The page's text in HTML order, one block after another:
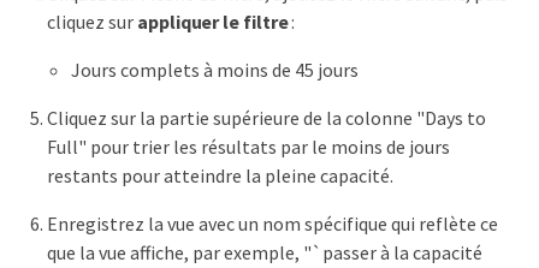
cliquez sur appliquer le filtre:
Jours complets à moins de 45 jours
Cliquez sur la partie supérieure de la colonne "Days to
Full" pour trier les résultats par le moins de jours
restants pour atteindre la pleine capacité.
Enregistrez la vue avec un nom spécifique qui reflète ce
que la vue affiche, par exemple, "`passer à la capacité